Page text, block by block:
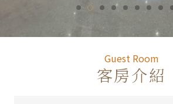
Guest Room
客房介紹